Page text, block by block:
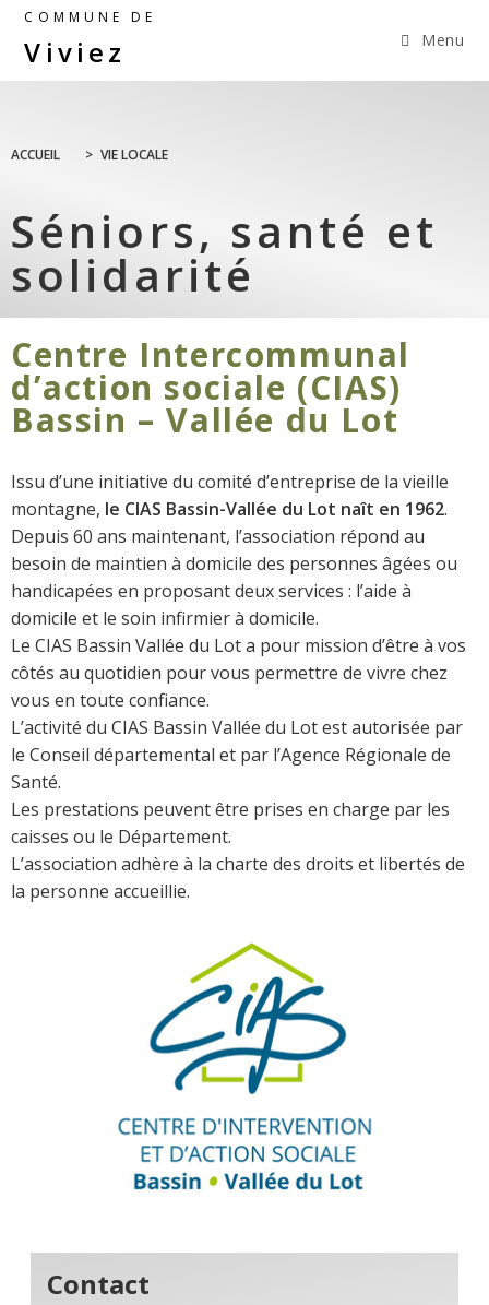
COMMUNE DE
Viviez Menu
ACCUEIL > VIE LOCALE
Séniors, santé et
solidarité
Centre Intercommunal
d’action sociale (CIAS)
Bassin – Vallée du Lot
Issu d’une initiative du comité d’entreprise de la vieille
montagne, le CIAS Bassin-Vallée du Lot naît en 1962.
Depuis 60 ans maintenant, l’association répond au
besoin de maintien à domicile des personnes âgées ou
handicapées en proposant deux services : l’aide à
domicile et le soin infirmier à domicile.
Le CIAS Bassin Vallée du Lot a pour mission d’être à vos
côtés au quotidien pour vous permettre de vivre chez
vous en toute confiance.
L’activité du CIAS Bassin Vallée du Lot est autorisée par
le Conseil départemental et par l’Agence Régionale de
Santé.
Les prestations peuvent être prises en charge par les
caisses ou le Département.
L’association adhère à la charte des droits et libertés de
la personne accueillie.
Contact